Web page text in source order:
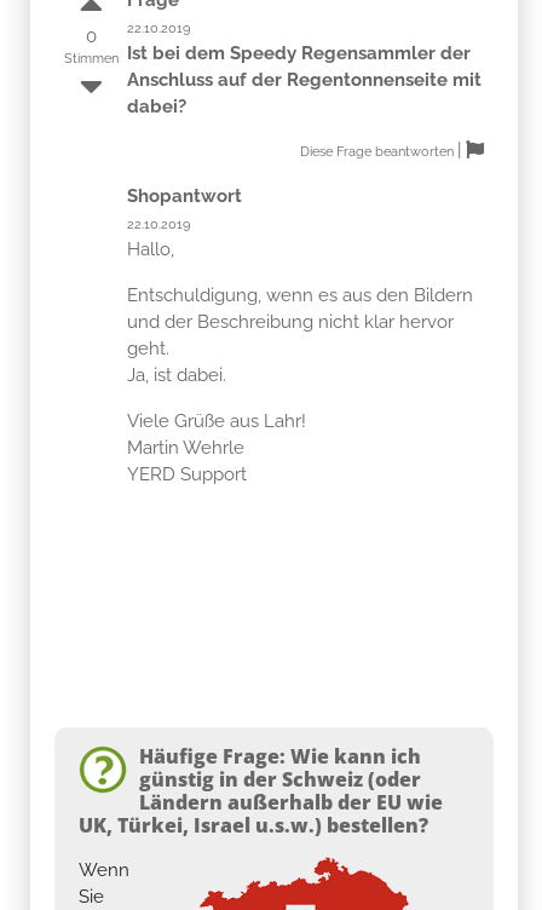
0
Stimmen
22.10.2019
Ist bei dem Speedy Regensammler der
Anschluss auf der Regentonnenseite mit
dabei?
Diese Frage beantworten
Shopantwort
22.10.2019
Hallo,
Entschuldigung, wenn es aus den Bildern
und der Beschreibung nicht klar hervor
geht.
Ja, ist dabei.
Viele Grüße aus Lahr!
Martin Wehrle
YERD Support
Häufige Frage: Wie kann ich
günstig in der Schweiz (oder
Ländern außerhalb der EU wie
UK, Türkei, Israel u.s.w.) bestellen?
Wenn
Sie